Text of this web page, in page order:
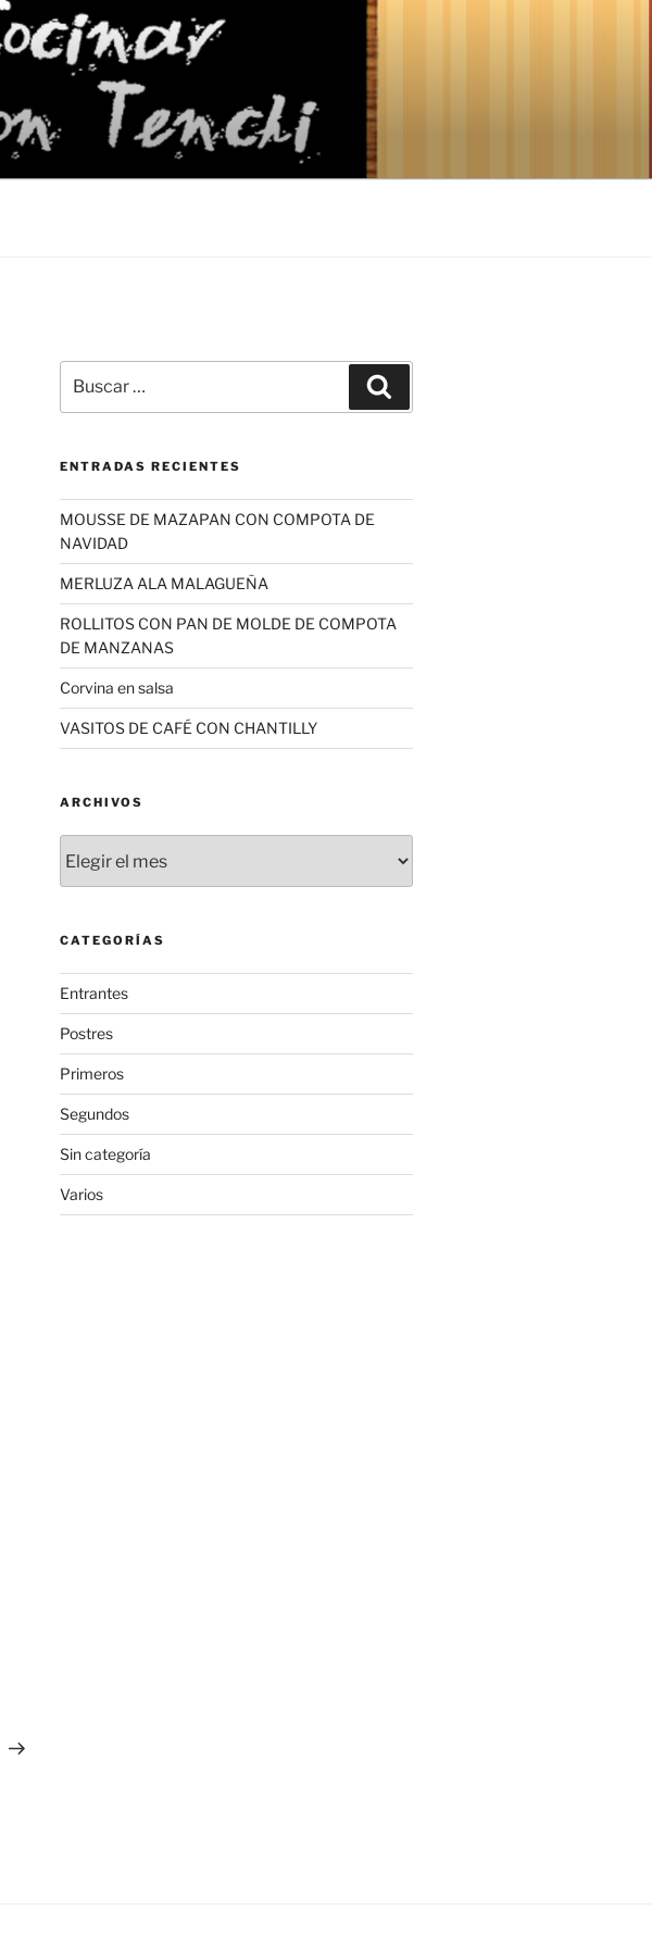
entrada
por:
ENTRADAS RECIENTES
MOUSSE DE MAZAPAN CON COMPOTA DE
NAVIDAD
MERLUZA ALA MALAGUEÑA
ROLLITOS CON PAN DE MOLDE DE COMPOTA
DE MANZANAS
Corvina en salsa
VASITOS DE CAFÉ CON CHANTILLY
ARCHIVOS
CATEGORÍAS
Entrantes
Postres
Primeros
Segundos
Sin categoría
Varios